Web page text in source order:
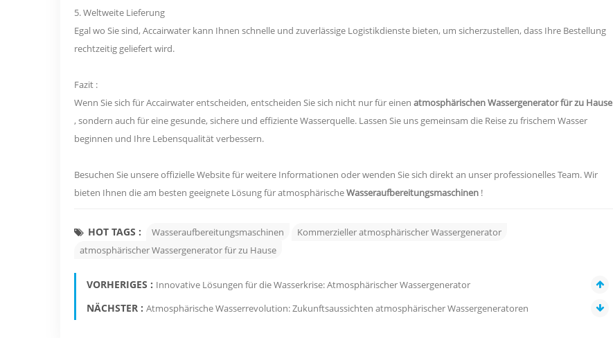
5. Weltweite Lieferung
Egal wo Sie sind, Accairwater kann Ihnen schnelle und zuverlässige Logistikdienste bieten, um sicherzustellen, dass Ihre Bestellung
rechtzeitig geliefert wird.
Fazit :
Wenn Sie sich für Accairwater entscheiden, entscheiden Sie sich nicht nur für einen atmosphärischen Wassergenerator für zu Hause
, sondern auch für eine gesunde, sichere und effiziente Wasserquelle. Lassen Sie uns gemeinsam die Reise zu frischem Wasser
beginnen und Ihre Lebensqualität verbessern.
Besuchen Sie unsere offizielle Website für weitere Informationen oder wenden Sie sich direkt an unser professionelles Team. Wir
bieten Ihnen die am besten geeignete Lösung für atmosphärischeWasseraufbereitungsmaschinen !
HOT TAGS : Wasseraufbereitungsmaschinen
Kommerzieller atmosphärischer Wassergenerator
atmosphärischer Wassergenerator für zu Hause
VORHERIGES : Innovative Lösungen für die Wasserkrise: Atmosphärischer Wassergenerator
NÄCHSTER : Atmosphärische Wasserrevolution: Zukunftsaussichten atmosphärischer Wassergeneratoren